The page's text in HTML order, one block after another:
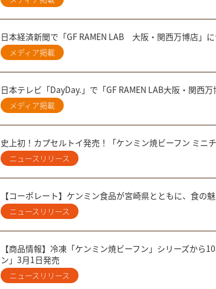
日本経済新聞で「GF RAMEN LAB 大阪・関西万博店」
メディア掲載
日本テレビ「DayDay.」で「GF RAMEN LAB大阪・関西万
メディア掲載
史上初！カプセルトイ発売！「ケンミン焼ビーフン ミニ
ニュースリリース
【コーポレート】ケンミン食品が宮崎県とともに、食の
ニュースリリース
【商品情報】冷凍「ケンミン焼ビーフン」シリーズから
ン」3月1日発売
ニュースリリース